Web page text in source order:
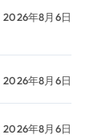
2026年8月6日
2026年8月6日
2026年8月6日